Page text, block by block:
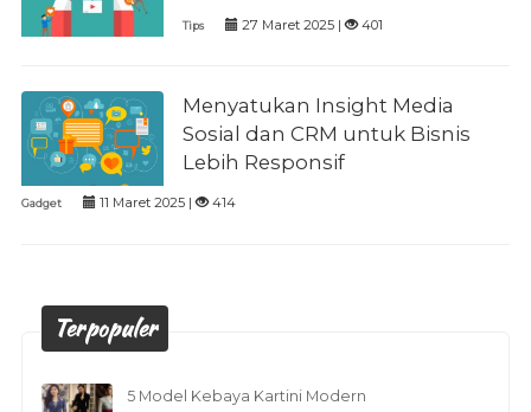
Tips 27 Maret 2025 | 401
Menyatukan Insight Media
Sosial dan CRM untuk Bisnis
Lebih Responsif
Gadget 11 Maret 2025 | 414
Terpopuler
5 Model Kebaya Kartini Modern